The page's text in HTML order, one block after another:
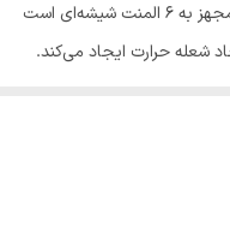
خانه و محل کار ایجاد می‌کند. این بخاری مجهز به 6 المنت شیشه‌ای است
شعله حرارت ایجاد می‌کند.
این محصول مجهز به